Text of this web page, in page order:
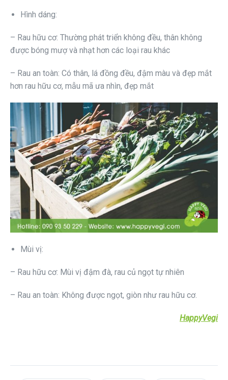
Hình dáng:
– Rau hữu cơ: Thường phát triển không đều, thân không
được bóng mượ và nhạt hơn các loại rau khác
– Rau an toàn: Có thân, lá đồng đều, đậm màu và đẹp mắt
hơn rau hữu cơ, mẫu mã ưa nhìn, đẹp mắt
Mùi vị:
– Rau hữu cơ: Mùi vị đậm đà, rau củ ngọt tự nhiên
– Rau an toàn: Không được ngọt, giòn như rau hữu cơ.
HappyVegi